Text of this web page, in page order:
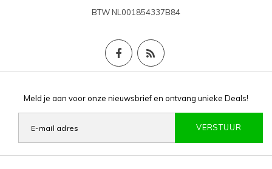
BTWNL001854337B84
Meld je aan voor onze nieuwsbrief en ontvang unieke Deals!
VERSTUUR